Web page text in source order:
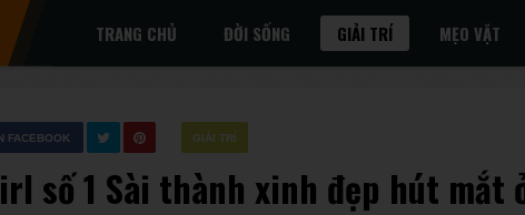
TRANG CHỦ ĐỜI SỐNG GIẢI TRÍ MẸO VẶT
GIẢI TRÍ
FACEBOOK
số 1 Sài thành xinh đẹp hút mắt